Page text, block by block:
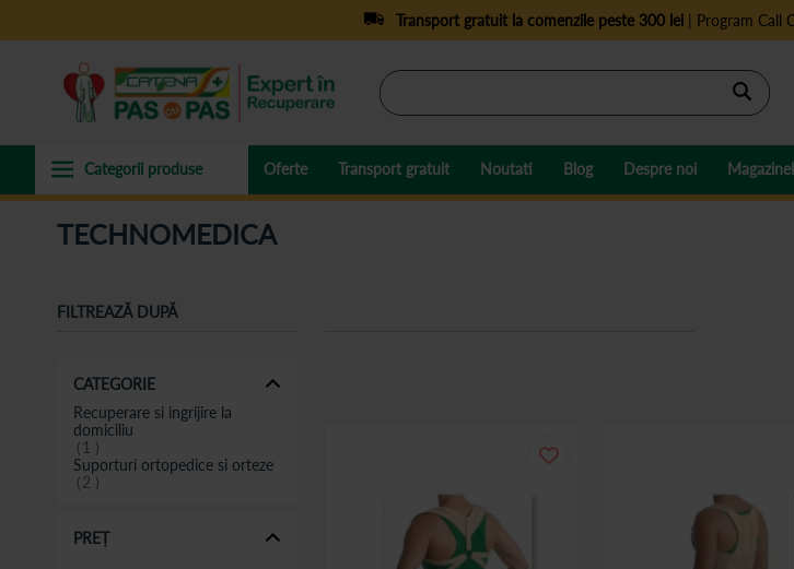
Transport gratuit la comenzile peste 300 lei| Program Call
Cautare
Oferte Transport gratuit Noutati Blog Despre noi
TECHNOMEDICA
FILTREAZĂ DUPĂ
CATEGORIE
Recuperare si ingrijire la
domiciliu
1
Suporturi ortopedice si orteze
2
PREȚ